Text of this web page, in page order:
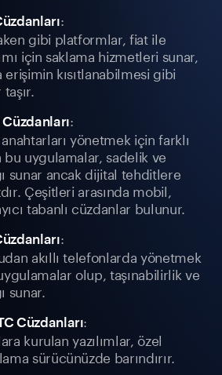
:
gibi platformlar, fiat ile
için saklama hizmetleri sunar,
erişimin kısıtlanabilmesi gibi
Cüzdanları:
yönetmek için farklı
uygulamalar, sadelik ve
sunar ancak dijital tehditlere
Çeşitleri arasında mobil,
tabanlı cüzdanlar bulunur.
:
akıllı telefonlarda yönetmek
olup, taşınabilirlik ve
sunar.
Cüzdanları:
kurulan yazılımlar, özel
sürücünüzde barındırır.